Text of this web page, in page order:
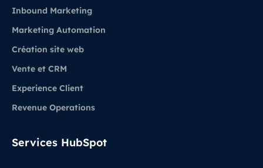
Inbound Marketing
Marketing Automation
Création site web
Vente et CRM
Experience Client
Revenue Operations
Services HubSpot